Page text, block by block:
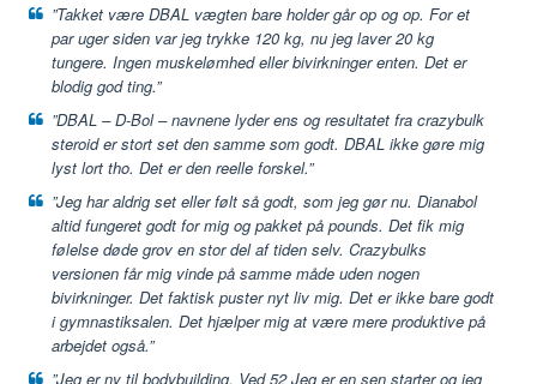
”Takket være DBAL vægten bare holder går op og op. For et
par uger siden var jeg trykke 120 kg, nu jeg laver 20 kg
tungere. Ingen muskelømhed eller bivirkninger enten. Det er
blodig god ting.”
”DBAL – D-Bol – navnene lyder ens og resultatet fra crazybulk
steroid er stort set den samme som godt. DBAL ikke gøre mig
lyst lort tho. Det er den reelle forskel.”
”Jeg har aldrig set eller følt så godt, som jeg gør nu. Dianabol
altid fungeret godt for mig og pakket på pounds. Det fik mig
følelse døde grov en stor del af tiden selv. Crazybulks
versionen får mig vinde på samme måde uden nogen
bivirkninger. Det faktisk puster nyt liv mig. Det er ikke bare godt
i gymnastiksalen. Det hjælper mig at være mere produktive på
arbejdet også.”
”Jeg er ny til bodybuilding. Ved 52 Jeg er en sen starter og jeg